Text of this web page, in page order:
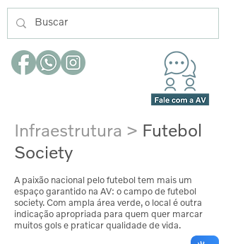
Infraestrutura > Futebol
Society
A paixão nacional pelo futebol tem mais um
espaço garantido na AV: o campo de futebol
society. Com ampla área verde, o local é outra
indicação apropriada para quem quer marcar
muitos gols e praticar qualidade de vida.